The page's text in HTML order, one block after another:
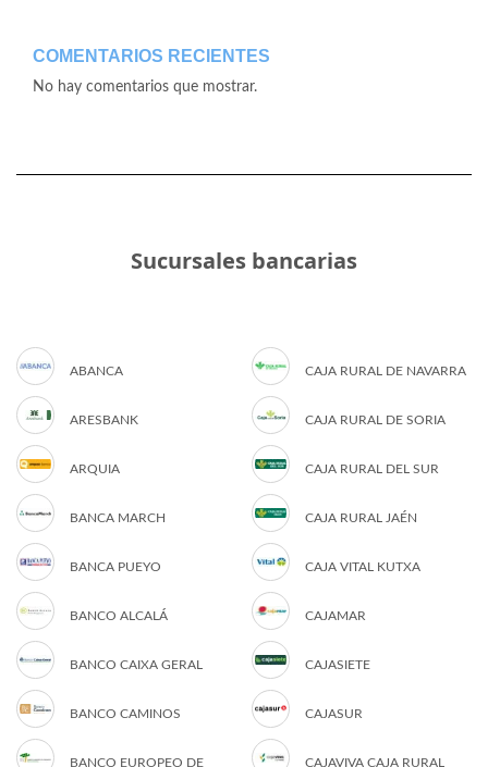
COMENTARIOS RECIENTES
No hay comentarios que mostrar.
Sucursales bancarias
ABANCA
ARESBANK
ARQUIA
BANCA MARCH
BANCA PUEYO
BANCO ALCALÁ
BANCO CAIXA GERAL
BANCO CAMINOS
BANCO EUROPEO DE
CAJA RURAL DE NAVARRA
CAJA RURAL DE SORIA
CAJA RURAL DEL SUR
CAJA RURAL JAÉN
CAJA VITAL KUTXA
CAJAMAR
CAJASIETE
CAJASUR
CAJAVIVA CAJA RURAL